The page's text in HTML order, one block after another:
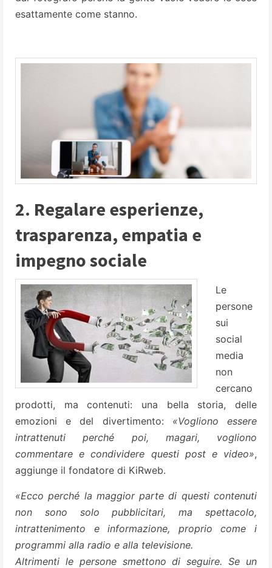
esattamente come stanno.
2. Regalare esperienze,
trasparenza, empatia e
impegno sociale
Le
persone
sui
social
media
non
cercano
prodotti, ma contenuti: una bella storia, delle
emozioni e del divertimento: «Vogliono essere
intrattenuti perché poi, magari, vogliono
commentare e condividere questi post e video»,
aggiunge il fondatore di KiRweb.
«Ecco perché la maggior parte di questi contenuti
non sono solo pubblicitari, ma spettacolo,
intrattenimento e informazione, proprio come i
programmi alla radio e alla televisione.
Altrimenti le persone smettono di seguire. Se un